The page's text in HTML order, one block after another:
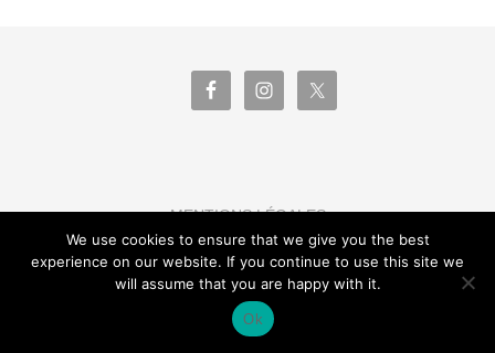
MENTIONS LÉGALES
Les éditions Dépaysage bénéficient du soutien de la
Région Occitanie/Pyrénées-Méditerranée
We use cookies to ensure that we give you the best
experience on our website. If you continue to use this site we
will assume that you are happy with it.
Ok